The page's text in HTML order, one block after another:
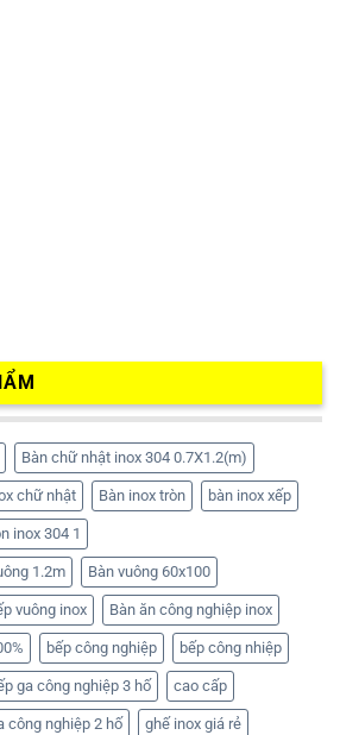
Bàn chữ nhật inox 304 0.7X1.2(m)
chữ nhật Bàn inox tròn bàn inox xếp
inox 304 1
1.2m Bàn vuông 60x100
vuông inox Bàn ăn công nghiệp inox
bếp công nghiệp bếp công nhiệp
ga công nghiệp 3 hố cao cấp
công nghiệp 2 hố ghế inox giá rẻ